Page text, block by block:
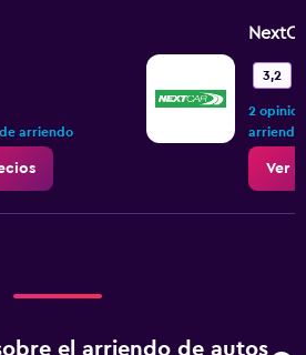
arriendo
3,2
2
arriendo
Ver
el arriendo de autos